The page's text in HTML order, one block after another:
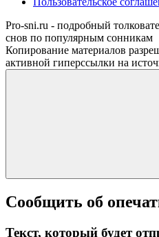
Pro-sni.ru - подробный
снов по популярным сонникам
Копирование материалов
активной гиперссылки на
Сообщить об
Текст, который будет